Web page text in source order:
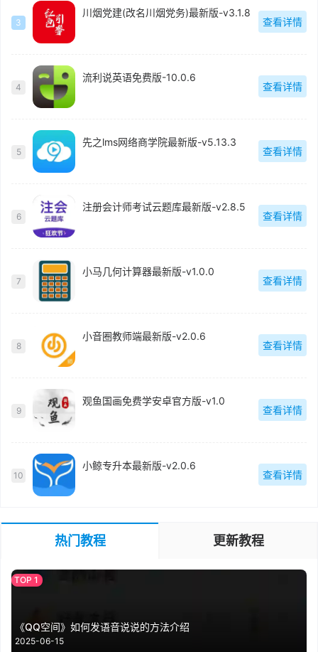
3
川烟党建(改名川烟党务)最新版-v3.1.8
查看详情
4
流利说英语免费版-10.0.6
查看详情
5
先之lms网络商学院最新版-v5.13.3
查看详情
6
注册会计师考试云题库最新版-v2.8.5
查看详情
7
小马几何计算器最新版-v1.0.0
查看详情
8
小音圈教师端最新版-v2.0.6
查看详情
9
观鱼国画免费学安卓官方版-v1.0
查看详情
10
小鲸专升本最新版-v2.0.6
查看详情
热门教程 更新教程
《QQ空间》如何发语音说说的方法介绍
2025-06-15